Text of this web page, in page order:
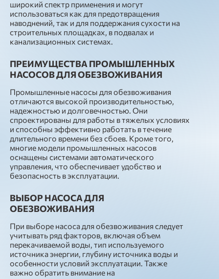
широкий спектр применения и могут
использоваться как для предотвращения
наводнений, так и для поддержания сухости на
строительных площадках, в подвалах и
канализационных системах.
ПРЕИМУЩЕСТВА ПРОМЫШЛЕННЫХ
НАСОСОВ ДЛЯ ОБЕЗВОЖИВАНИЯ
Промышленные насосы для обезвоживания
отличаются высокой производительностью,
надежностью и долговечностью. Они
спроектированы для работы в тяжелых условиях
и способны эффективно работать в течение
длительного времени без сбоев. Кроме того,
многие модели промышленных насосов
оснащены системами автоматического
управления, что обеспечивает удобство и
безопасность в эксплуатации.
ВЫБОР НАСОСА ДЛЯ
ОБЕЗВОЖИВАНИЯ
При выборе насоса для обезвоживания следует
учитывать ряд факторов, включая объем
перекачиваемой воды, тип используемого
источника энергии, глубину источника воды и
особенности условий эксплуатации. Также
важно обратить внимание на